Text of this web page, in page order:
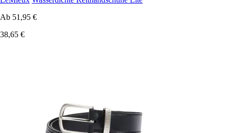
Ab 51,95 €
38,65 €